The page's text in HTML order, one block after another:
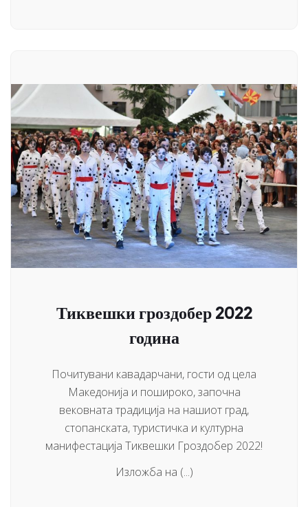
Тиквешки гроздобер 2022
година
Почитувани кавадарчани, гости од цела
Македонија и пошироко, започна
вековната традиција на нашиот град,
стопанската, туристичка и културна
манифестација Тиквешки Гроздобер 2022!
Изложба на (...)